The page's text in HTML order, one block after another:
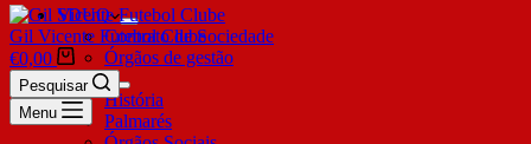
SDUQ
Contrato de Sociedade
Órgãos de gestão
Clube
História
Palmarés
Gil Vicente Futebol Clube
€0,00
Pesquisar
Menu